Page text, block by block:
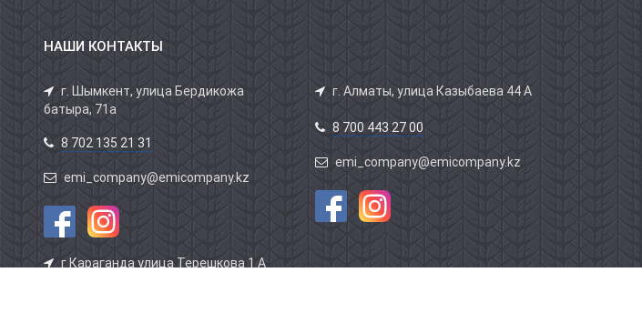
НАШИ КОНТАКТЫ
г. Шымкент, улица Бердикожа
батыра, 71а
8 702 135 21 31
emi_company@emicompany.kz
г. Алматы, улица Казыбаева 44 А
8 700 443 27 00
emi_company@emicompany.kz
г Караганда улица Терешкова 1 А